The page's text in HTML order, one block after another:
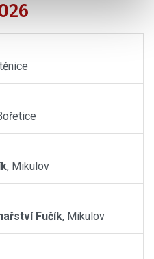
, Mikulov
Fučík, Mikulov